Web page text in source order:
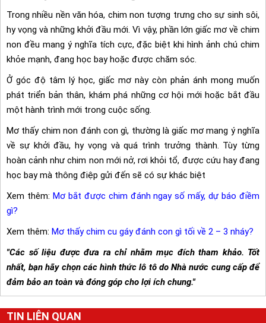
Trong nhiều nền văn hóa, chim non tượng trưng cho sự sinh sôi,
hy vọng và những khởi đầu mới. Vì vậy, phần lớn giấc mơ về chim
non đều mang ý nghĩa tích cực, đặc biệt khi hình ảnh chú chim
khỏe mạnh, đang học bay hoặc được chăm sóc.
Ở góc độ tâm lý học, giấc mơ này còn phản ánh mong muốn
phát triển bản thân, khám phá những cơ hội mới hoặc bắt đầu
một hành trình mới trong cuộc sống.
Mơ thấy chim non đánh con gì, thường là giấc mơ mang ý nghĩa
về sự khởi đầu, hy vọng và quá trình trưởng thành. Tùy từng
hoàn cảnh như chim non mới nở, rơi khỏi tổ, được cứu hay đang
học bay mà thông điệp gửi đến sẽ có sự khác biệt
Xem thêm: Mơ bắt được chim đánh ngay số mấy, dự báo điềm
gì?
Xem thêm: Mơ thấy chim cu gáy đánh con gì tối về 2 – 3 nháy?
"Các số liệu được đưa ra chỉ nhằm mục đích tham khảo. Tốt
nhất, bạn hãy chọn các hình thức lô tô do Nhà nước cung cấp để
đảm bảo an toàn và đóng góp cho lợi ích chung."
TIN LIÊN QUAN